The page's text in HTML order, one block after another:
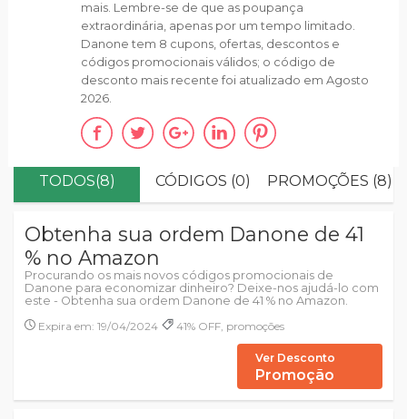
TODOS(8) CÓDIGOS (0) PROMOÇÕES (8)
Obtenha sua ordem Danone de 41
% no Amazon
Procurando os mais novos códigos promocionais de
Danone para economizar dinheiro? Deixe-nos ajudá-lo com
este - Obtenha sua ordem Danone de 41 % no Amazon.
Expira em: 19/04/2024
41% OFF, promoções
Ver Desconto
Promoção
mais. Lembre-se de que as poupança
extraordinária, apenas por um tempo limitado.
Danone tem 8 cupons, ofertas, descontos e
códigos promocionais válidos; o código de
desconto mais recente foi atualizado em Agosto
2026.